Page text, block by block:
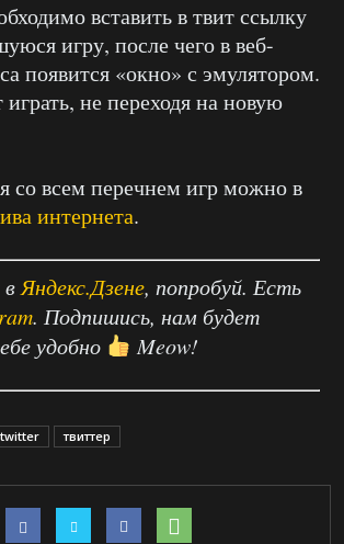
вставить в твит ссылку
игру, после чего в веб-
появится «окно» с эмулятором.
не переходя на новую
со всем перечнем игр можно в
интернета.
Яндекс.Дзене, попробуй. Есть
. Подпишись, нам будет
удобно
Meow!
twitter твиттер